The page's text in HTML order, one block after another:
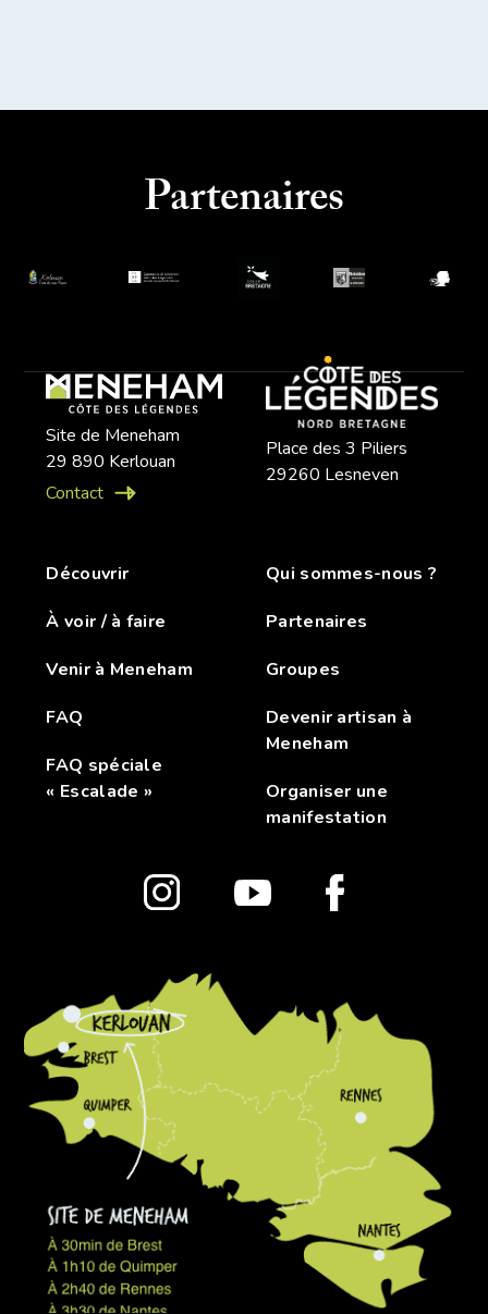
Partenaires
Site de Meneham
29 890 Kerlouan
Contact
Place des 3 Piliers
29260 Lesneven
Découvrir
À voir / à faire
Venir à Meneham
FAQ
FAQ spéciale
« Escalade »
Qui sommes-nous ?
Partenaires
Groupes
Devenir artisan à
Meneham
Organiser une
manifestation